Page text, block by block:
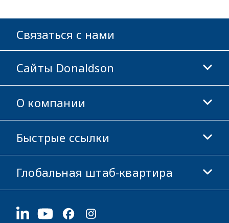
Связаться с нами
Сайты Donaldson
Donaldson Life Sciences
Магазин Donaldson
О компании
Информация о компании
Этика и соблюдение норм
Карьера
Быстрые ссылки
Инвесторам
Поставщикам
Устойчивое развитие
Глобальная штаб-квартира
1400 W 94th Street